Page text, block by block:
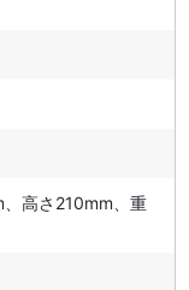
、高さ210mm、重